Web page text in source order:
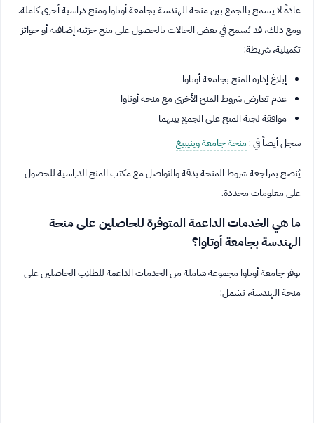
عادةً لا يسمح بالجمع بين منحة الهندسة بجامعة أوتاوا ومنح دراسية أخرى كاملة.
ومع ذلك، قد يُسمح في بعض الحالات بالحصول على منح جزئية إضافية أو جوائز
تكميلية، شريطة:
إبلاغ إدارة المنح بجامعة أوتاوا
عدم تعارض شروط المنح الأخرى مع منحة أوتاوا
موافقة لجنة المنح على الجمع بينهما
سجل أيضاً في :منحة جامعة وينيبيغ
يُنصح بمراجعة شروط المنحة بدقة والتواصل مع مكتب المنح الدراسية للحصول
على معلومات محددة.
ما هي الخدمات الداعمة المتوفرة للحاصلين على منحة
الهندسة بجامعة أوتاوا؟
توفر جامعة أوتاوا مجموعة شاملة من الخدمات الداعمة للطلاب الحاصلين على
منحة الهندسة، تشمل: